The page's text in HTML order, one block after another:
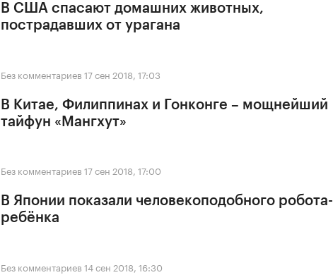
В США спасают домашних животных,
пострадавших от урагана
Без комментариев 17 сен 2018, 17:03
В Китае, Филиппинах и Гонконге – мощнейший
тайфун «Мангхут»
Без комментариев 17 сен 2018, 17:00
В Японии показали человекоподобного робота-
ребёнка
Без комментариев 14 сен 2018, 16:30